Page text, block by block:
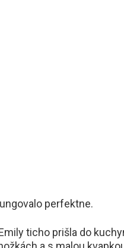
perfektne.
ticho prišla do